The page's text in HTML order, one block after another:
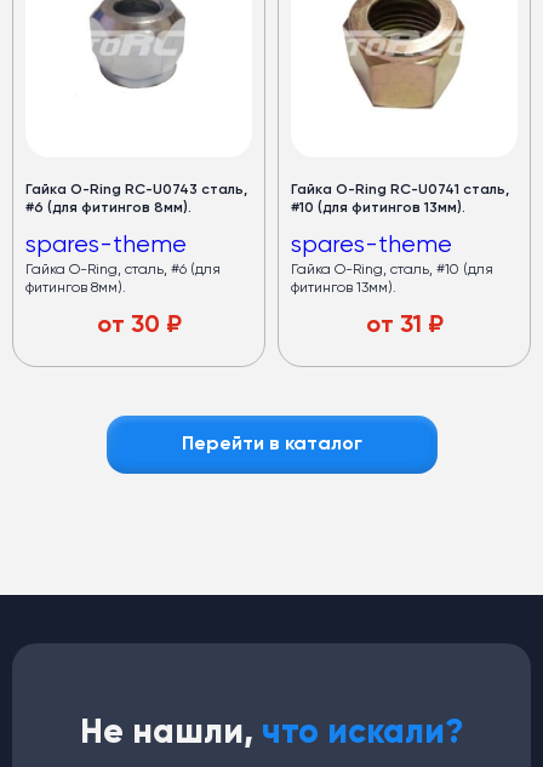
Гайка O-Ring RC-U0743 сталь,
#6 (для фитингов 8мм).
spares-theme
Гайка O-Ring, сталь, #6 (для
фитингов 8мм).
от 30 ₽
Гайка O-Ring RC-U0741 сталь,
#10 (для фитингов 13мм).
spares-theme
Гайка O-Ring, сталь, #10 (для
фитингов 13мм).
от 31 ₽
Перейти в каталог
Не нашли, что искали?